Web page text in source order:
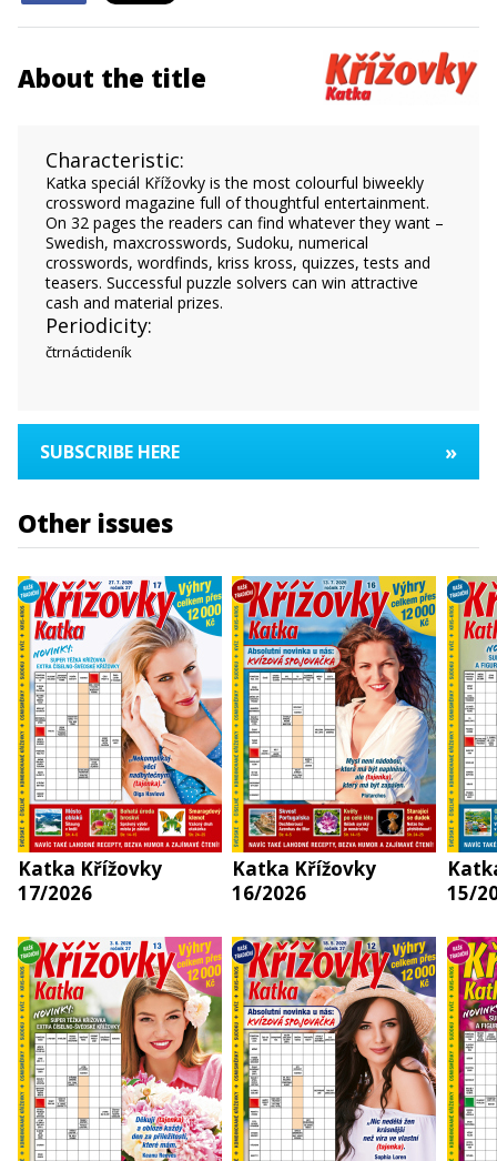
About the title
Characteristic:
Katka speciál Křížovky is the most colourful biweekly
crossword magazine full of thoughtful entertainment.
On 32 pages the readers can find whatever they want –
Swedish, maxcrosswords, Sudoku, numerical
crosswords, wordfinds, kriss kross, quizzes, tests and
teasers. Successful puzzle solvers can win attractive
cash and material prizes.
Periodicity:
čtrnáctideník
SUBSCRIBE HERE »
Other issues
Katka Křížovky
17/2026
Katka Křížovky
16/2026
15/